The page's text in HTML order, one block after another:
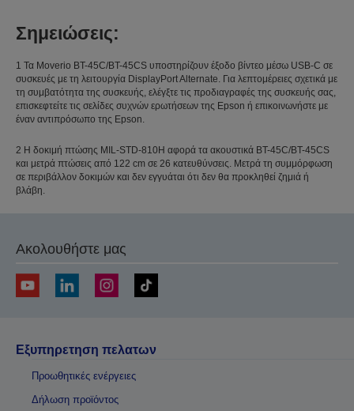
Σημειώσεις:
1 Τα Moverio BT-45C/BT-45CS υποστηρίζουν έξοδο βίντεο μέσω USB-C σε
συσκευές με τη λειτουργία DisplayPort Alternate. Για λεπτομέρειες σχετικά με
τη συμβατότητα της συσκευής, ελέγξτε τις προδιαγραφές της συσκευής σας,
επισκεφτείτε τις σελίδες συχνών ερωτήσεων της Epson ή επικοινωνήστε με
έναν αντιπρόσωπο της Epson.
2 Η δοκιμή πτώσης MIL-STD-810H αφορά τα ακουστικά BT-45C/BT-45CS
και μετρά πτώσεις από 122 cm σε 26 κατευθύνσεις. Μετρά τη συμμόρφωση
σε περιβάλλον δοκιμών και δεν εγγυάται ότι δεν θα προκληθεί ζημιά ή
βλάβη.
Ακολουθήστε μας
Εξυπηρετηση πελατων
Προωθητικές ενέργειες
Δήλωση προϊόντος